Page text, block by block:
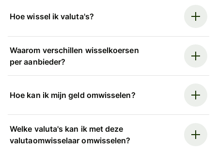
Hoe wissel ik valuta's?
Waarom verschillen wisselkoersen
per aanbieder?
Hoe kan ik mijn geld omwisselen?
Welke valuta's kan ik met deze
valutaomwisselaar omwisselen?